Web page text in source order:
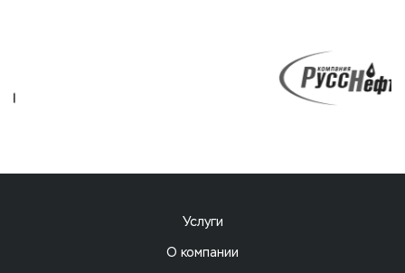
Услуги
О компании